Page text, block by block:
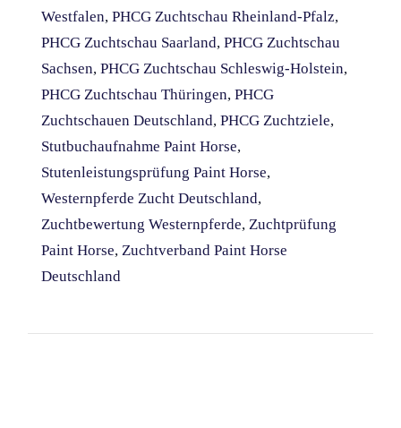
Westfalen, PHCG Zuchtschau Rheinland-Pfalz,
PHCG Zuchtschau Saarland, PHCG Zuchtschau
Sachsen, PHCG Zuchtschau Schleswig-Holstein,
PHCG Zuchtschau Thüringen, PHCG
Zuchtschauen Deutschland, PHCG Zuchtziele,
Stutbuchaufnahme Paint Horse,
Stutenleistungsprüfung Paint Horse,
Westernpferde Zucht Deutschland,
Zuchtbewertung Westernpferde, Zuchtprüfung
Paint Horse, Zuchtverband Paint Horse
Deutschland